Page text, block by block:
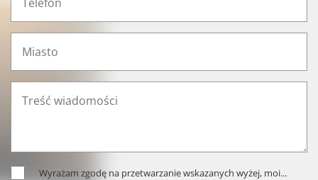
Wyrażam zgodę na przetwarzanie wskazanych wyżej, moi...